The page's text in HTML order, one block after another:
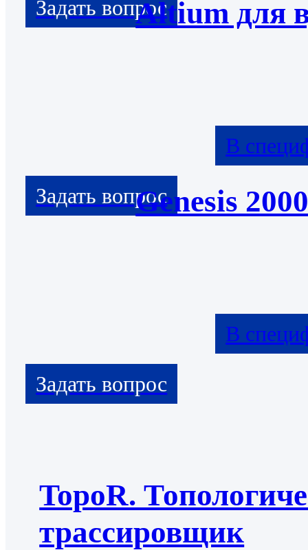
Altium для
В
Genesis
В
TopoR.
трассировщик